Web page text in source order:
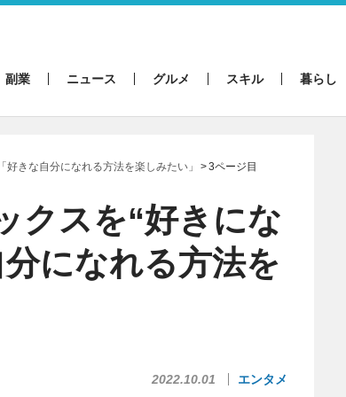
副業 ニュース グルメ スキル 暮らし
きな自分になれる方法を楽しみたい」 3ページ目
クスを“好きにな
になれる方法を
2022.10.01 エンタメ